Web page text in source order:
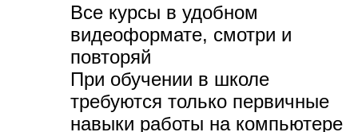
Все курсы в удобном
видеоформате, смотри и
повторяй
При обучении в школе
требуются только первичные
навыки работы на компьютере